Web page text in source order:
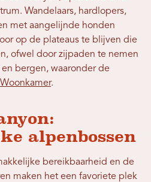
Wandelaars, hardlopers,
met aangelijnde honden
op de plateaus te blijven die
ofwel door zijpaden te nemen
bergen, waaronder de
Woonkamer.
alpenbossen
bereikbaarheid en de
maken het een favoriete plek